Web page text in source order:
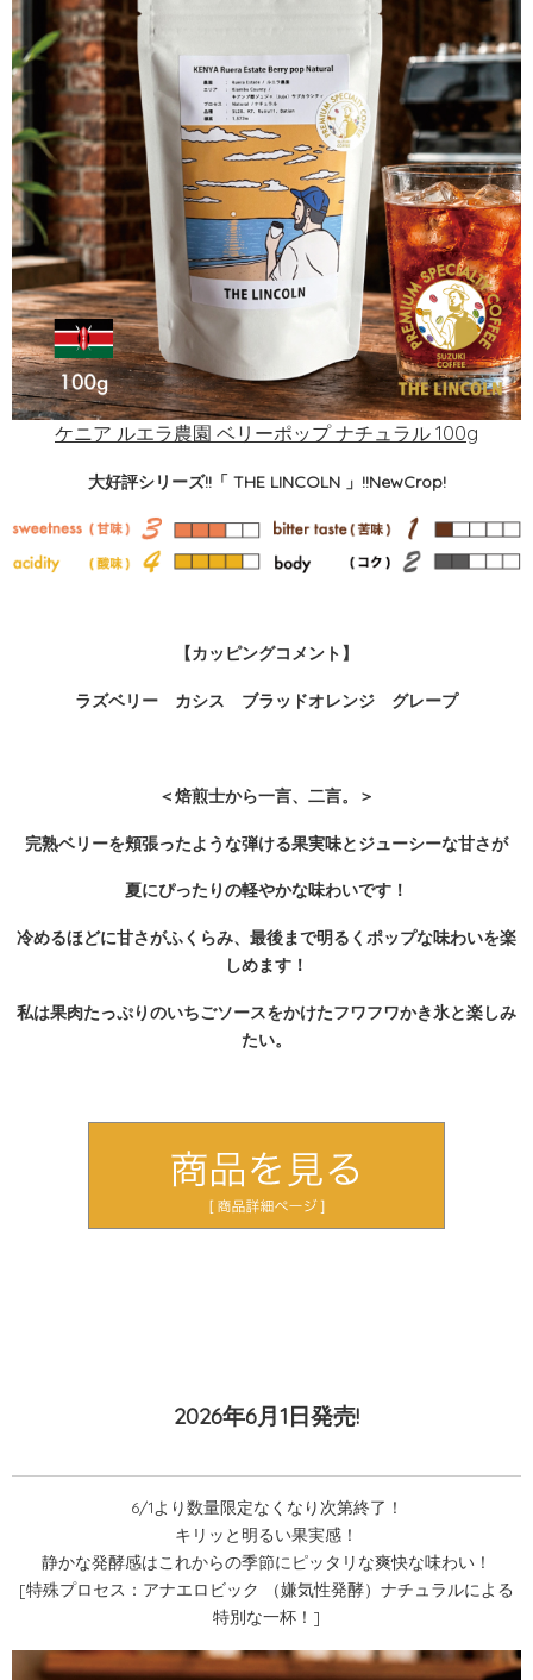
ケニア ルエラ農園 ベリーポップ ナチュラル 100g
大好評シリーズ!!「 THE LINCOLN 」!!NewCrop!
【カッピングコメント】
ラズベリー カシス ブラッドオレンジ グレープ
＜焙煎士から一言、二言。＞
完熟ベリーを頬張ったような弾ける果実味とジューシーな甘さが
夏にぴったりの軽やかな味わいです！
冷めるほどに甘さがふくらみ、最後まで明るくポップな味わいを楽
しめます！
私は果肉たっぷりのいちごソースをかけたフワフワかき氷と楽しみ
たい。
2026年6月1日発売!
6/1より数量限定なくなり次第終了！
キリッと明るい果実感！
静かな発酵感はこれからの季節にピッタリな爽快な味わい！
[特殊プロセス：アナエロビック （嫌気性発酵）ナチュラルによる
特別な一杯！]